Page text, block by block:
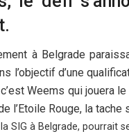
à Belgrade
l’objectif d’une
Weems qui jouera
l’Etoile Rouge, la tache
la SIG à Belgrade,